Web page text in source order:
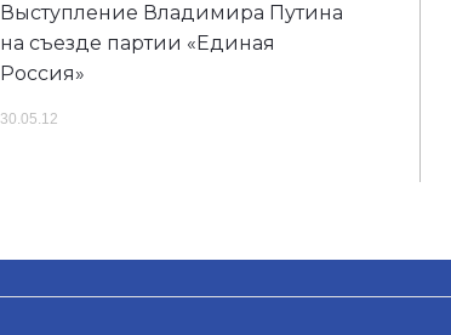
Выступление Владимира Путина
на съезде партии «Единая
Россия»
30.05.12